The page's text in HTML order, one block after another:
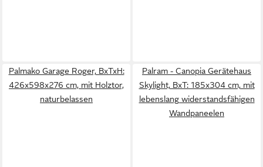
Palmako Garage Roger, BxTxH:
426x598x276 cm, mit Holztor,
naturbelassen
Palram - Canopia Gerätehaus
Skylight, BxT: 185x304 cm, mit
lebenslang widerstandsfähigen
Wandpaneelen